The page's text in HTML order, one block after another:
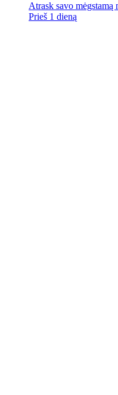
Atrask savo mėgstamą
Prieš 1 dieną